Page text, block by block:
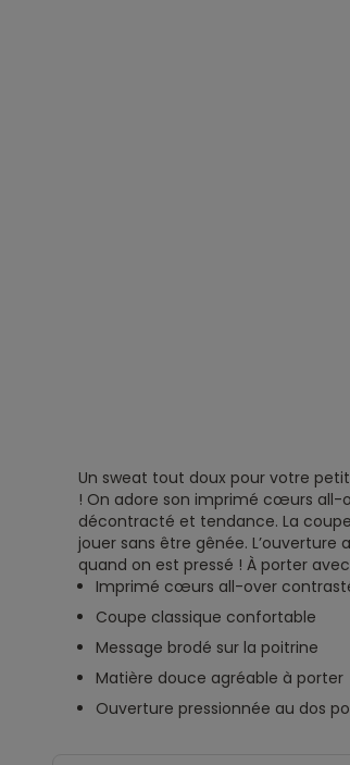
Un sweat tout doux pour votre
! On adore son imprimé cœurs all-
décontracté et tendance. La
jouer sans être gênée.
quand on est pressé ! À porter
Imprimé cœurs all-over
Coupe classique confortable
Message brodé sur la poitrine
Matière douce agréable à porter
Ouverture pressionnée au dos